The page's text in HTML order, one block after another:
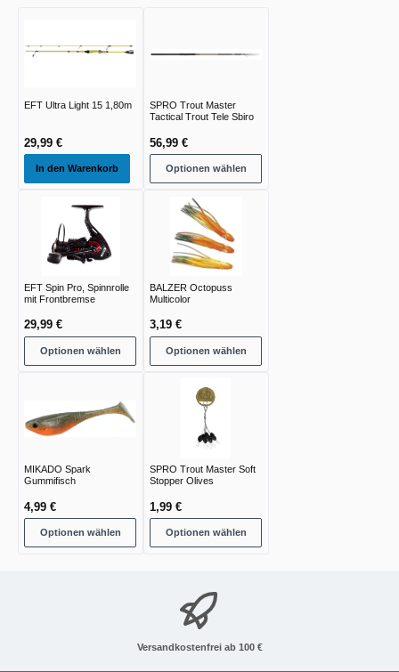
EFT Ultra Light 15 1,80m
29,99 €
In den Warenkorb
SPRO Trout Master
Tactical Trout Tele Sbiro
56,99 €
Optionen wählen
EFT Spin Pro, Spinnrolle
mit Frontbremse
29,99 €
Optionen wählen
BALZER Octopuss
Multicolor
3,19 €
Optionen wählen
MIKADO Spark
Gummifisch
4,99 €
Optionen wählen
SPRO Trout Master Soft
Stopper Olives
1,99 €
Optionen wählen
Versandkostenfrei ab 100 €